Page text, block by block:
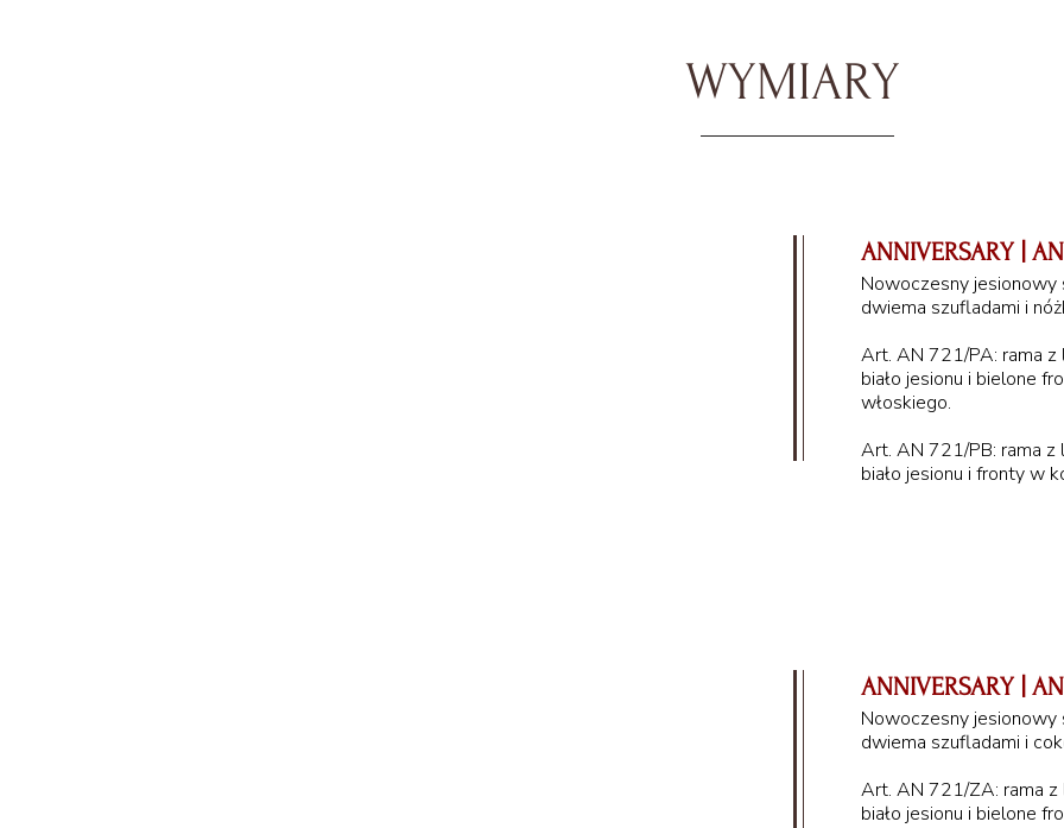
WYMIARY
56 cm
ANNIVERSARY |
Nowoczesny jesionowy
dwiema szufladami i
Art. AN 721/PA: rama z
biało jesionu i bielone
włoskiego.
Art. AN 721/PB: rama z
biało jesionu i fronty w
ANNIVERSARY |
Nowoczesny jesionowy
dwiema szufladami i
Art. AN 721/ZA: rama z
biało jesionu i bielone